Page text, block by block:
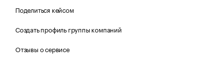
Поделиться кейсом
Создать профиль группы компаний
Отзывы о сервисе